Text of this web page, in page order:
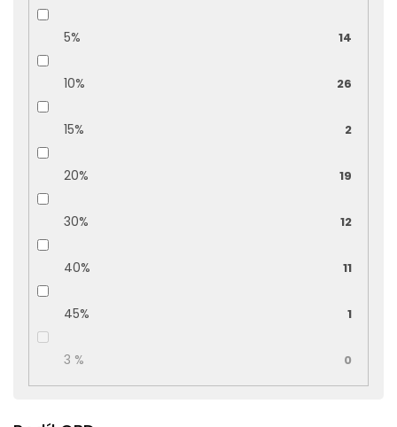
5% 14
10% 26
15% 2
20% 19
30% 12
40% 11
45% 1
3 % 0